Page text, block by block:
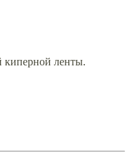
киперной ленты.